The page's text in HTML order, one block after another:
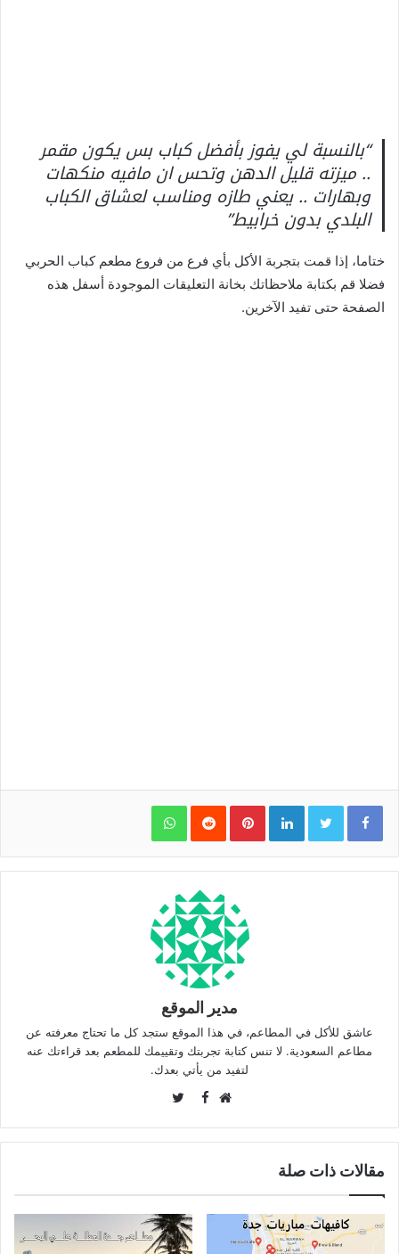
“بالنسبة لي يفوز بأفضل كباب بس يكون مقمر
.. ميزته قليل الدهن وتحس ان مافيه منكهات
وبهارات .. يعني طازه ومناسب لعشاق الكباب
البلدي بدون خرابيط”
ختاما، إذا قمت بتجربة الأكل بأي فرع من فروع مطعم كباب الحربي
فضلا قم بكتابة ملاحظاتك بخانة التعليقات الموجودة أسفل هذه
الصفحة حتى تفيد الآخرين.
LinkedIn
Pinterest
WhatsApp
مدير الموقع
عاشق للأكل في المطاعم، في هذا الموقع ستجد كل ما تحتاج معرفته عن
مطاعم السعودية. لا تنس كتابة تجربتك وتقييمك للمطعم بعد قراءتك عنه
لتفيد من يأتي بعدك.
Facebook
مقالات ذات صلة